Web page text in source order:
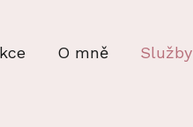
O mně Služby